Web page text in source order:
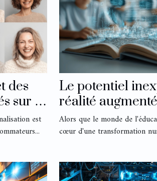
des
sur la
est
Le potentiel
réalité
l'éducation à
Alors que le monde de
cœur d'une transformation